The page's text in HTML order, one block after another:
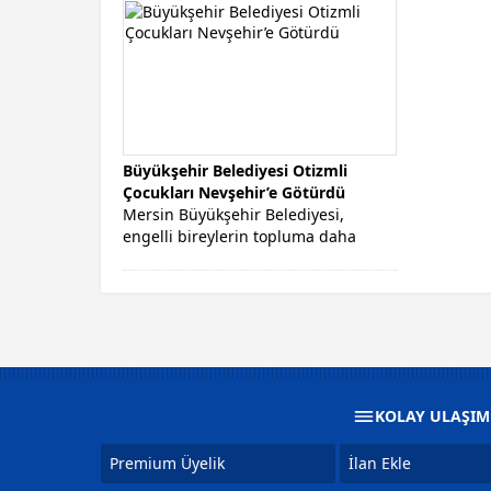
Büyükşehir Belediyesi Otizmli
Çocukları Nevşehir’e Götürdü
Mersin Büyükşehir Belediyesi,
engelli bireylerin topluma daha
KOLAY
Premium Üyelik İlan Ekle